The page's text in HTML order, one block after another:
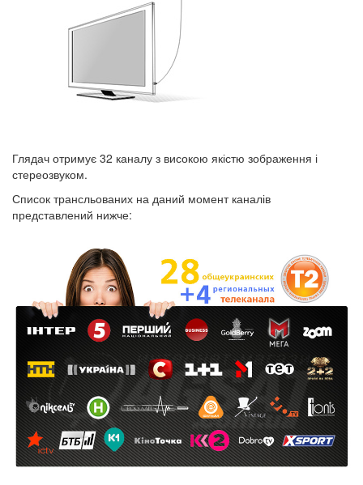
Глядач отримує 32 каналу з високою якістю зображення і
стереозвуком.
Список трансльованих на даний момент каналів
представлений нижче: